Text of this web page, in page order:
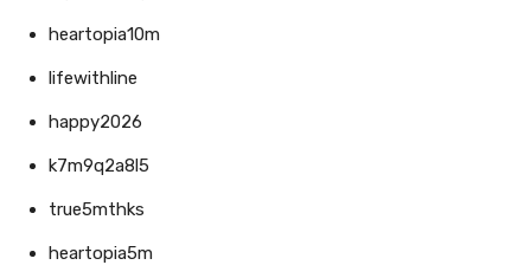
heartopia10m
lifewithline
happy2026
k7m9q2a8l5
true5mthks
heartopia5m